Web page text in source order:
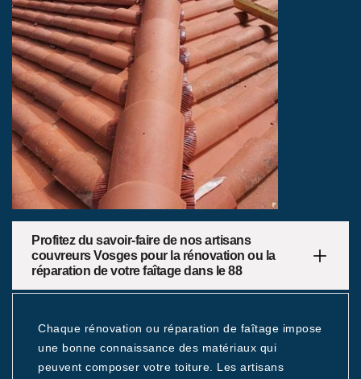
Profitez du savoir-faire de nos artisans
couvreurs Vosges pour la rénovation ou la
réparation de votre faîtage dans le 88
Chaque rénovation ou réparation de faîtage impose
une bonne connaissance des matériaux qui
peuvent composer votre toiture. Les artisans